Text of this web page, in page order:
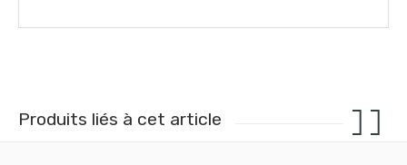
Produits liés à cet article